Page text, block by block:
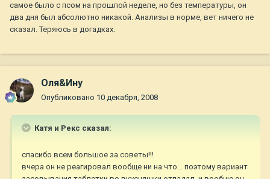
самое было с псом на прошлой неделе, но без температуры, он
два дня был абсолютно никакой. Анализы в норме, вет ничего не
сказал. Теряюсь в догадках.
Оля&Ину
Опубликовано 10 декабря, 2008
Катя и Рекс сказал:
спасибо всем большое за советы!!!
вчера он не реагировал вообще ни на что... поэтому вариант